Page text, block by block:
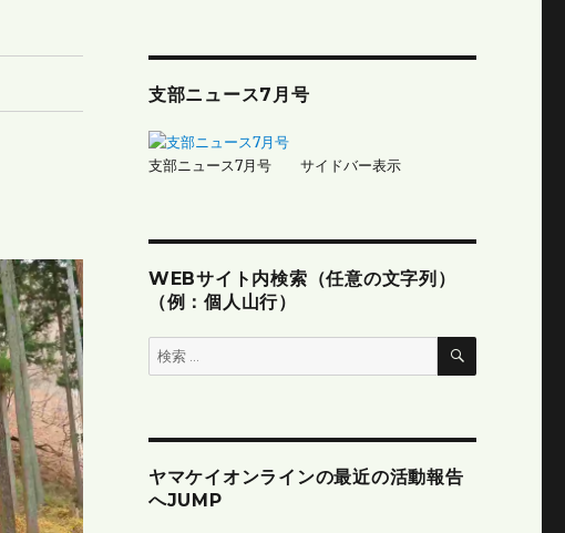
支部ニュース7月号
支部ニュース7月号 サイドバー表示
WEBサイト内検索（任意の文字列）
（例：個人山行）
検
索:
検
ヤマケイオンラインの最近の活動報告
へJUMP